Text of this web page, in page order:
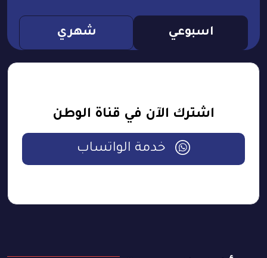
اسبوعي شهري
اشترك الآن في قناة الوطن
خدمة الواتساب